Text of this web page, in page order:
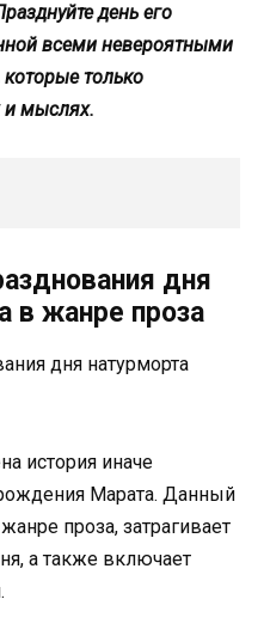
день его
всеми невероятными
только
мыслях.
дня
в жанре проза
история иначе
Марата. Данный
проза, затрагивает
а также включает